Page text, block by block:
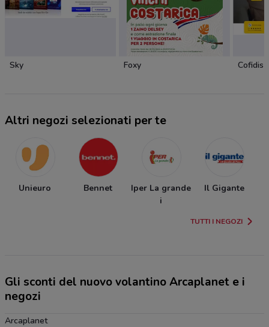
Sky Foxy Cofidis
Altri negozi selezionati per te
Unieuro Bennet
Iper La grande
i
Il Gigante
TUTTI I NEGOZI
Gli sconti del nuovo volantino Arcaplanet e i
negozi
Arcaplanet